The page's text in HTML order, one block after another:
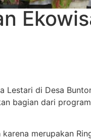
Lestari di Desa
bagian dari
merupakan